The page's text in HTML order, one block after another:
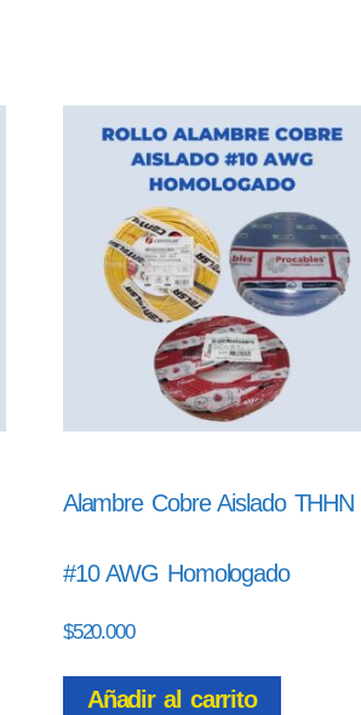
Alambre Cobre Aislado THHN
#10 AWG Homologado
$520.000
Añadir al carrito